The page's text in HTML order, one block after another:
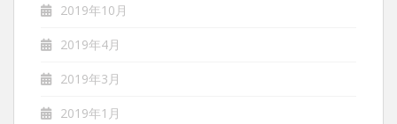
2019年10月
2019年4月
2019年3月
2019年1月